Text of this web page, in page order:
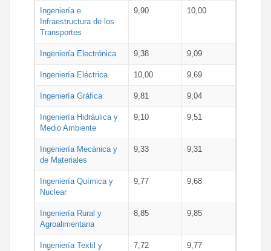
Ingeniería e
Infraestructura de los
Transportes
9,90 10,00
Ingeniería Electrónica 9,38 9,09
Ingeniería Eléctrica 10,00 9,69
Ingeniería Gráfica 9,81 9,04
Ingeniería Hidráulica y
Medio Ambiente
9,10 9,51
Ingeniería Mecánica y
de Materiales
9,33 9,31
Ingeniería Química y
Nuclear
9,77 9,68
Ingeniería Rural y
Agroalimentaria
8,85 9,85
Ingeniería Textil y
7,72 9,77